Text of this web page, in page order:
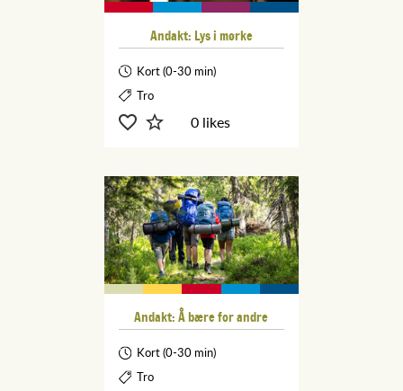
Andakt: Lys i mørke
Kort (0-30 min)
Tro
0 likes
Andakt: Å bære for andre
Kort (0-30 min)
Tro